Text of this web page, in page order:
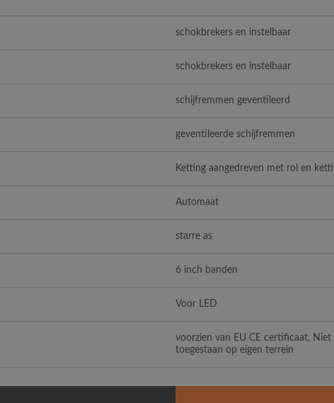
schokbrekers en instelbaar
schokbrekers en instelbaar
schijfremmen geventileerd
geventileerde schijfremmen
Ketting aangedreven met rol en
Automaat
starre as
6 inch banden
Voor LED
voorzien van EU CE certificaat,
toegestaan op eigen terrein